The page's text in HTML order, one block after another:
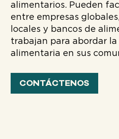
alimentarios. Pueden
entre empresas
locales y bancos de
trabajan para abordar
alimentaria en sus
CONTÁCTENOS